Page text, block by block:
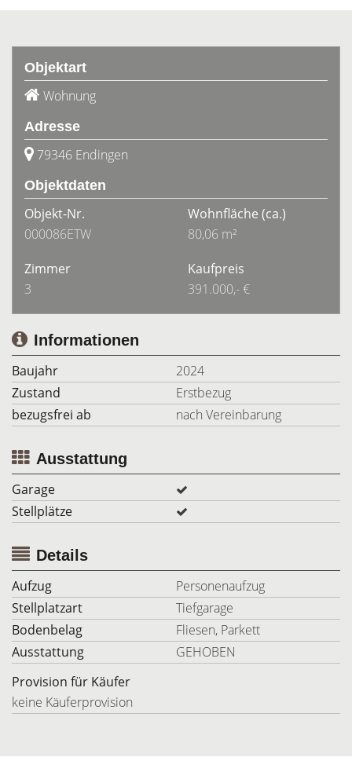
Objektart
Wohnung
Adresse
79346 Endingen
Objektdaten
Objekt-Nr.
000086ETW
Wohnfläche (ca.)
80,06 m²
Zimmer
3
Kaufpreis
391.000,- €
Informationen
Baujahr
2024
Zustand
Erstbezug
bezugsfrei ab
nach Vereinbarung
Ausstattung
Garage
Stellplätze
Details
Aufzug
Personenaufzug
Stellplatzart
Tiefgarage
Bodenbelag
Fliesen, Parkett
Ausstattung
GEHOBEN
Provision für Käufer
keine Käuferprovision